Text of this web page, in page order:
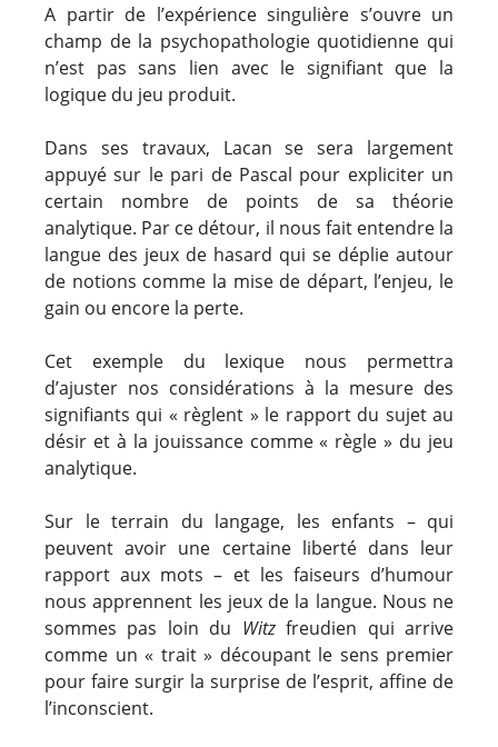
A partir de l’expérience singulière s’ouvre un
champ de la psychopathologie quotidienne qui
n’est pas sans lien avec le signifiant que la
logique du jeu produit.
Dans ses travaux, Lacan se sera largement
appuyé sur le pari de Pascal pour expliciter un
certain nombre de points de sa théorie
analytique. Par ce détour, il nous fait entendre la
langue des jeux de hasard qui se déplie autour
de notions comme la mise de départ, l’enjeu, le
gain ou encore la perte.
Cet exemple du lexique nous permettra
d’ajuster nos considérations à la mesure des
signifiants qui « règlent » le rapport du sujet au
désir et à la jouissance comme « règle » du jeu
analytique.
Sur le terrain du langage, les enfants – qui
peuvent avoir une certaine liberté dans leur
rapport aux mots – et les faiseurs d’humour
nous apprennent les jeux de la langue. Nous ne
sommes pas loin du Witzfreudien qui arrive
comme un « trait » découpant le sens premier
pour faire surgir la surprise de l’esprit, affine de
l’inconscient.